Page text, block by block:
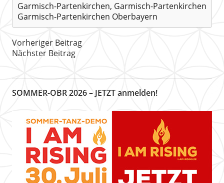
Garmisch-Partenkirchen, Garmisch-Partenkirchen
Garmisch-Partenkirchen Oberbayern
Vorheriger Beitrag
Nächster Beitrag
SOMMER-OBR 2026 – JETZT anmelden!